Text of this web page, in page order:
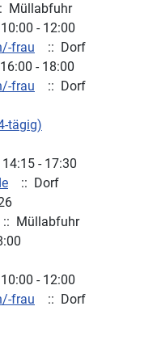
Müllabfuhr
- 12:00
frau
:: Dorf
- 18:00
frau
:: Dorf
tägig)
- 17:30
:: Dorf
:: Müllabfuhr
- 12:00
frau
:: Dorf